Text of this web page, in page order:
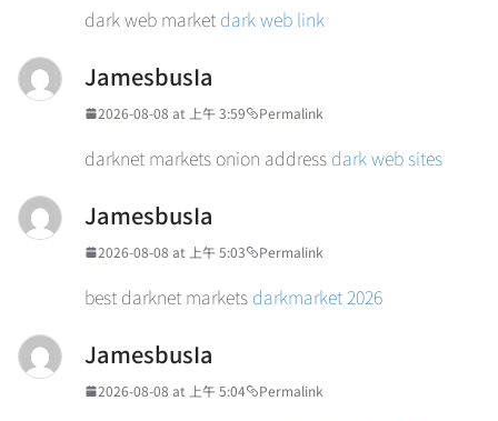
dark web market dark web link
JamesbusIa
2026-08-08 at 上午 3:59 Permalink
darknet markets onion address dark web sites
JamesbusIa
2026-08-08 at 上午 5:03 Permalink
best darknet markets darkmarket 2026
JamesbusIa
2026-08-08 at 上午 5:04 Permalink